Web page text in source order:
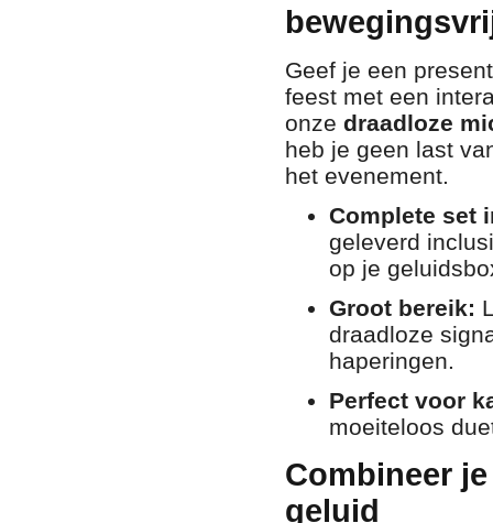
Geef je een
feest met een
onze draadloze
heb je geen last
het evenement.
Complete set
geleverd
op je
Groot bereik:
draadloze
haperingen.
Perfect voor
moeiteloos
Combineer
geluid